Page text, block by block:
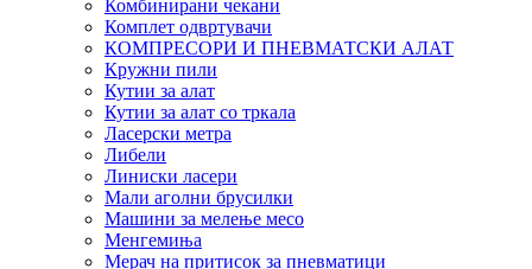
Комбинирани чекани
Комплет одвртувачи
КОМПРЕСОРИ И ПНЕВМАТСКИ АЛАТ
Кружни пили
Кутии за алат
Кутии за алат со тркала
Ласерски метра
Либели
Линиски ласери
Мали аголни брусилки
Машини за мелење месо
Менгемиња
Мерач на притисок за пневматици